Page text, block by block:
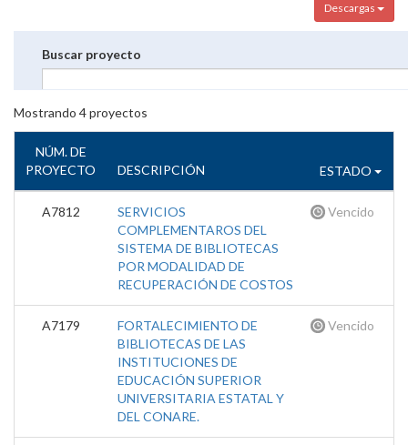
Descargas
Buscar proyecto
Mostrando 4proyectos
NÚM. DE
PROYECTO
DESCRIPCIÓN ESTADO
A7812
SERVICIOS
COMPLEMENTAROS DEL
SISTEMA DE BIBLIOTECAS
POR MODALIDAD DE
RECUPERACIÓN DE COSTOS
Vencido
A7179
FORTALECIMIENTO DE
BIBLIOTECAS DE LAS
INSTITUCIONES DE
EDUCACIÓN SUPERIOR
UNIVERSITARIA ESTATAL Y
DEL CONARE.
Vencido